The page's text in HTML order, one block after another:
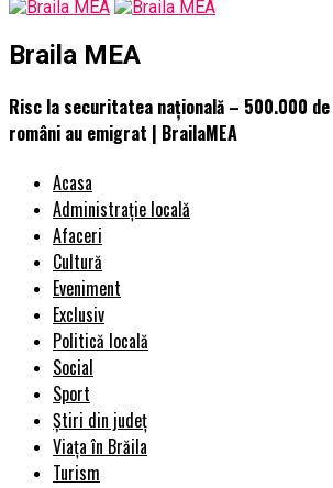
Braila MEA
Risc la securitatea naţională – 500.000
români au emigrat | BrailaMEA
Acasa
Administrație locală
Afaceri
Cultură
Eveniment
Exclusiv
Politică locală
Social
Sport
Știri din județ
Viața în Brăila
Turism